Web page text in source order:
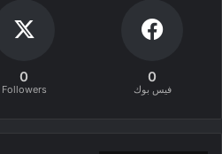
0
فيس بوك
0
Followers